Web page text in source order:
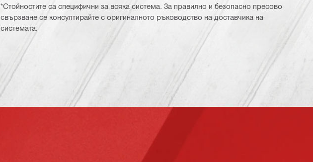
*Стойностите са специфични за всяка система. За правилно и безопасно пресово
свързване се консултирайте с оригиналното ръководство на доставчика на
системата.